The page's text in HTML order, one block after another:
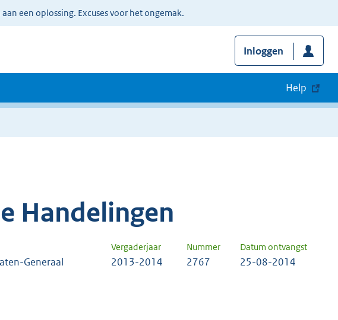
een oplossing. Excuses voor het ongemak.
Inloggen
Help
Handelingen
Vergaderjaar Nummer Datum ontvangst
Generaal 2013-2014 2767 25-08-2014